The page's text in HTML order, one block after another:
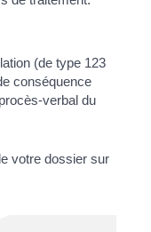
(de type 123
conséquence
verbal du
votre dossier sur